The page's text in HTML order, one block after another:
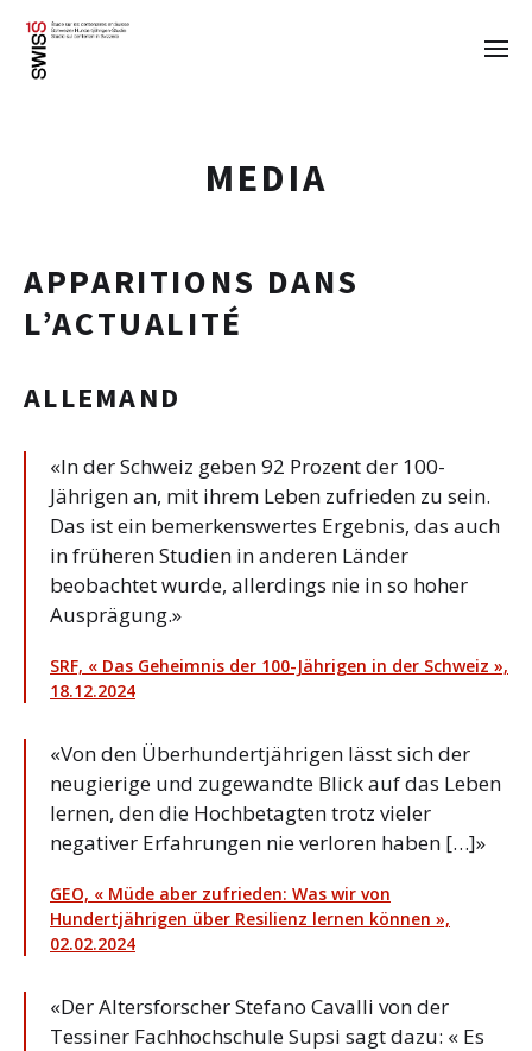
MEDIA
APPARITIONS DANS
L’ACTUALITÉ
ALLEMAND
«In der Schweiz geben 92 Prozent der 100-
Jährigen an, mit ihrem Leben zufrieden zu sein.
Das ist ein bemerkenswertes Ergebnis, das auch
in früheren Studien in anderen Länder
beobachtet wurde, allerdings nie in so hoher
Ausprägung.»
SRF, « Das Geheimnis der 100-Jährigen in der Schweiz »,
18.12.2024
«Von den Überhundertjährigen lässt sich der
neugierige und zugewandte Blick auf das Leben
lernen, den die Hochbetagten trotz vieler
negativer Erfahrungen nie verloren haben […]»
GEO, « Müde aber zufrieden: Was wir von
Hundertjährigen über Resilienz lernen können »,
02.02.2024
«Der Altersforscher Stefano Cavalli von der
Tessiner Fachhochschule Supsi sagt dazu: « Es